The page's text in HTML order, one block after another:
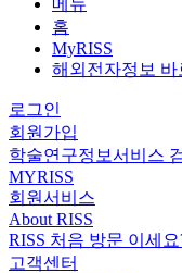
홈
MyRISS
해외전자정보 바
로그인
회원가입
학술연구정보서비스
MYRISS
회원서비스
About RISS
RISS 처음 방문 이세요
고객센터